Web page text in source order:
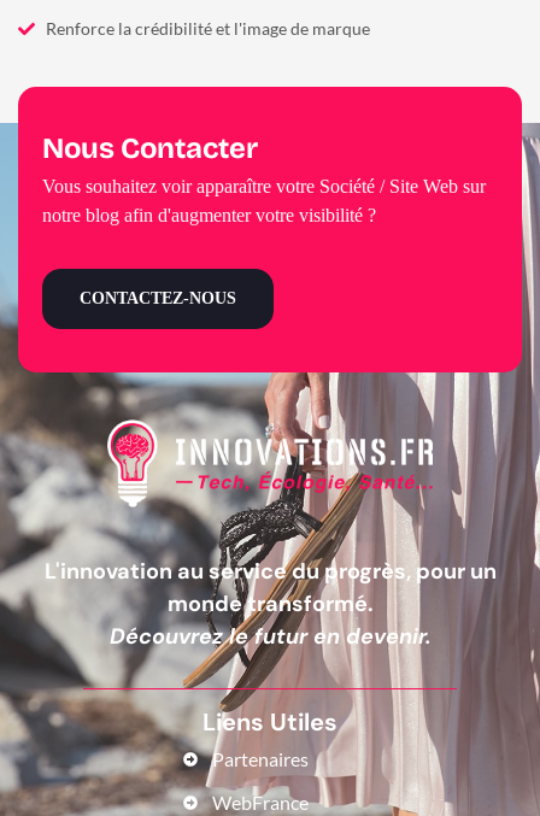
Renforce la crédibilité et l'image de marque
L'innovation au service du progrès, pour un
monde transformé.
Découvrez le futur en devenir.
Liens Utiles
Partenaires
WebFrance
Nous Contacter
Vous souhaitez voir apparaître votre Société / Site Web sur
notre blog afin d'augmenter votre visibilité ?
CONTACTEZ-NOUS